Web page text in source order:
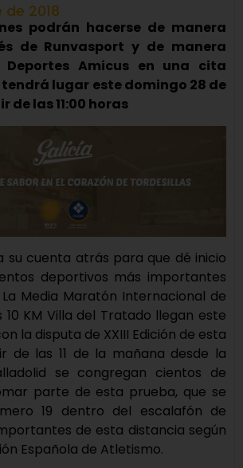
2018
podrán hacerse de manera
de Runvasport y de manera
Deportes Amicus en una cita
lugar este domingo 28 de
de las 11:00 horas
su cuenta atrás para que dé inicio
deportivos más importantes
Media Maratón Internacional de
10 KM Villa del Tratado llegan este
la disputa de XXIII Edición de esta
de las 11 de la mañana desde la
se congregan cientos de
parte de esta prueba, que se
19 dentro del escalafón de
de esta distancia según
Española de Atletismo.